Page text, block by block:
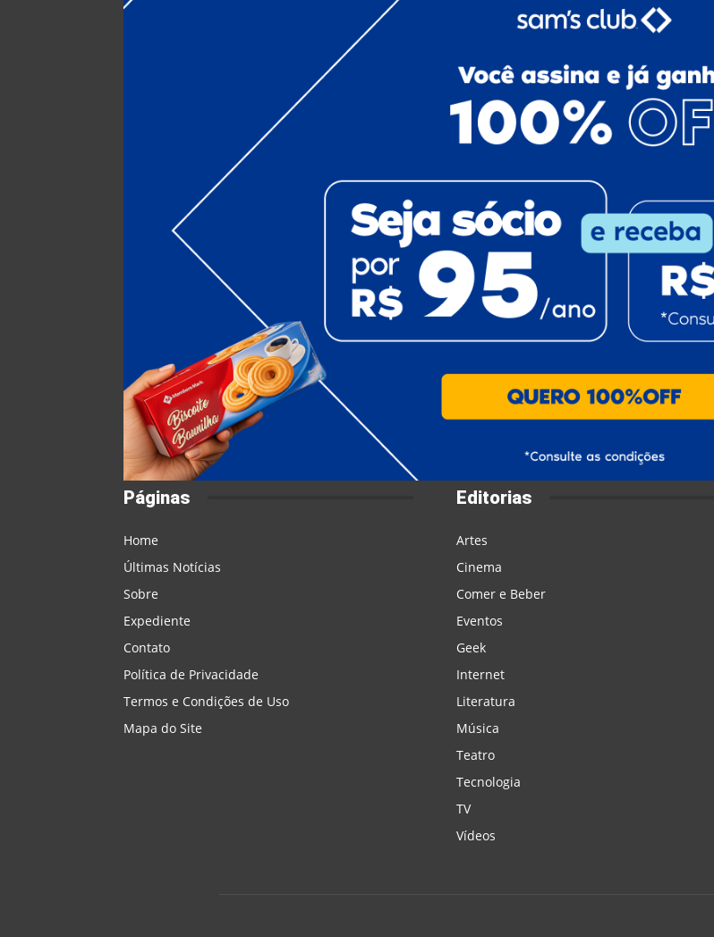
Páginas
Home
Últimas Notícias
Sobre
Expediente
Contato
Política de Privacidade
Termos e Condições de Uso
Mapa do Site
Editorias
Artes
Cinema
Comer e Beber
Eventos
Geek
Internet
Literatura
Música
Teatro
Tecnologia
TV
Vídeos